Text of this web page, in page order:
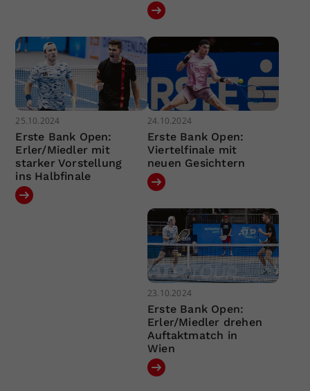
25.10.2024
Erste Bank Open:
Erler/Miedler mit
starker Vorstellung
ins Halbfinale
24.10.2024
Erste Bank Open:
Viertelfinale mit
neuen Gesichtern
23.10.2024
Erste Bank Open:
Erler/Miedler drehen
Auftaktmatch in
Wien